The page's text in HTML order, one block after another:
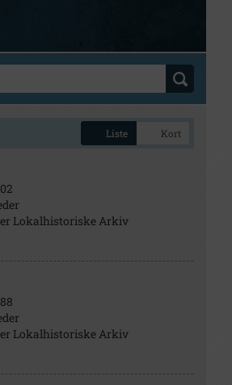
Liste Kort
Lokalhistoriske Arkiv
Lokalhistoriske Arkiv